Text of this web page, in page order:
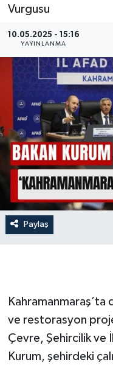
Vurgusu
10.05.2025 - 15:16
YAYINLANMA
Paylaş
ve restorasyon
Çevre, Şehircilik ve
Kurum, şehirdeki
TEKNOLOJİ
SAĞLIK
EĞİTİM
İLÇE HABERLERİ
KÜLTÜR-SANAT
KSÜ
DÜNYA
ROPORTAJ
KADIN-AİLE
YEREL
MEDYA
Tüm Manşetler
Son Dakika
Haber Arşivi